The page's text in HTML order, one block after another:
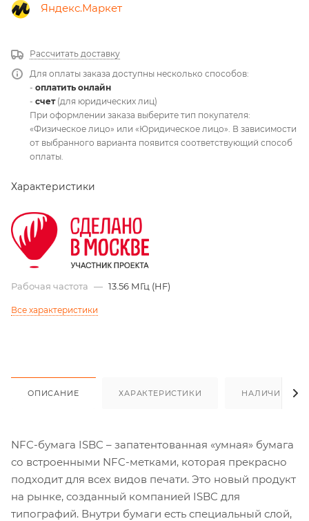
Яндекс.Маркет
Рассчитать доставку
Для оплаты заказа доступны несколько способов:
- оплатить онлайн
- счет(для юридических лиц)
При оформлении заказа выберите тип покупателя:
«Физическое лицо» или «Юридическое лицо». В зависимости
от выбранного варианта появится соответствующий способ
оплаты.
Характеристики
Рабочая частота — 13.56 МГц (HF)
Все характеристики
ОПИСАНИЕ ХАРАКТЕРИСТИКИ НАЛИЧИЕ
NFC-бумага ISBC – запатентованная «умная» бумага
со встроенными NFC-метками, которая прекрасно
подходит для всех видов печати. Это новый продукт
на рынке, созданный компанией ISBC для
типографий. Внутри бумаги есть специальный слой,